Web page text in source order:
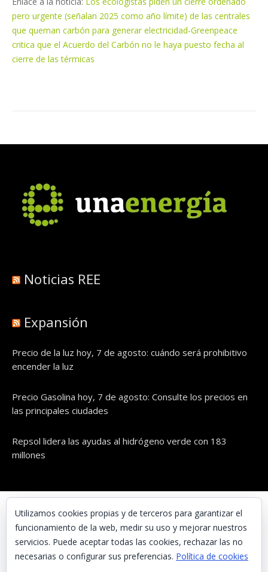
pero urgente (señalan 2025 como año límite) de las centrales
que queman carbón para generar electricidad-Greenpeace
critica que el Acuerdo del Carbón no le haya puesto fecha al
cierre de las térmicas
Noticias REE
Expansión
Precio de la luz hoy, 7 de agosto: cuándo será prohibitivo
encender la luz
Precio Gasolina hoy, 7 de agosto: Consulte los precios en
las principales ciudades
Repsol lidera las ayudas al hidrógeno verde con 183
millones
© UNAENERGÍA, S.L.
Inicio
Contacta con nosotros
Utilizamos cookies propias y de terceros para garantizar el
funcionamiento de la web, medir su uso y mejorar nuestros
servicios. Puede aceptar todas las cookies, rechazar las no
necesarias o configurar sus preferencias. Política de cookies